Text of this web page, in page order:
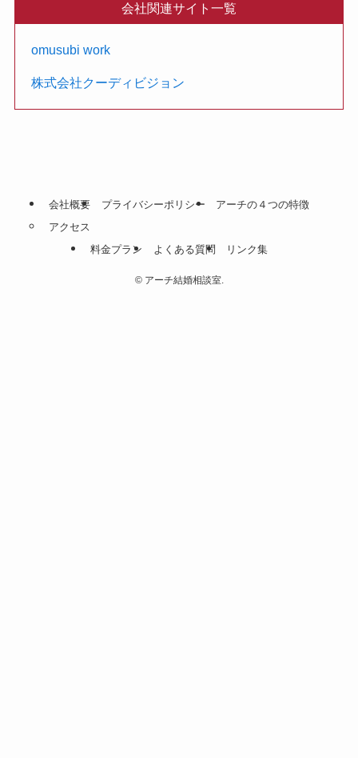
会社関連サイト一覧
omusubi work
株式会社クーディビジョン
会社概要
アクセス
プライバシーポリシー アーチの４つの特徴
料金プラン よくある質問 リンク集
©アーチ結婚相談室.